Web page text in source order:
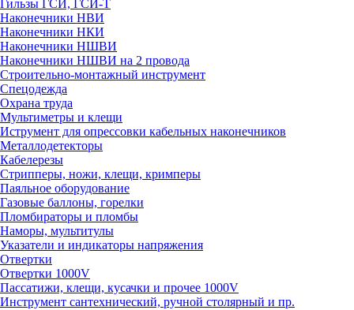
Гильзы ГСИ, ГСИ-Т
Наконечники НВИ
Наконечники НКИ
Наконечники НШВИ
Наконечники НШВИ на 2 провода
Строительно-монтажный инструмент
Спецодежда
Охрана труда
Мультиметры и клещи
Иструмент для опрессовки кабельных наконечников
Металлодетекторы
Кабелерезы
Стрипперы, ножи, клещи, кримперы
Паяльное оборудование
Газовые баллоны, горелки
Пломбираторы и пломбы
Наморы, мультитулы
Указатели и индикаторы напряжения
Отвертки
Отвертки 1000V
Пассатижи, клещи, кусачки и прочее 1000V
Инструмент сантехнический, ручной столярный и пр.